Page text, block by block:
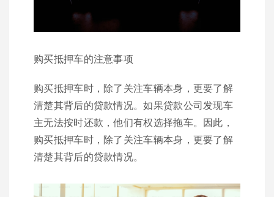
购买抵押车的注意事项
购买抵押车时，除了关注车辆本身，更要了解
清楚其背后的贷款情况。如果贷款公司发现车
主无法按时还款，他们有权选择拖车。因此，
购买抵押车时，除了关注车辆本身，更要了解
清楚其背后的贷款情况。